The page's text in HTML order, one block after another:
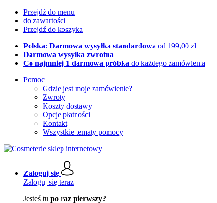
Przejdź do menu
do zawartości
Przejdź do koszyka
Polska: Darmowa wysyłka standardowa od 199,00 zł
Darmowa wysyłka zwrotna
Co najmniej 1 darmowa próbka do każdego zamówienia
Pomoc
Gdzie jest moje zamówienie?
Zwroty
Koszty dostawy
Opcje płatności
Kontakt
Wszystkie tematy pomocy
Zaloguj się
Zaloguj się teraz
Jesteś tu po raz pierwszy?